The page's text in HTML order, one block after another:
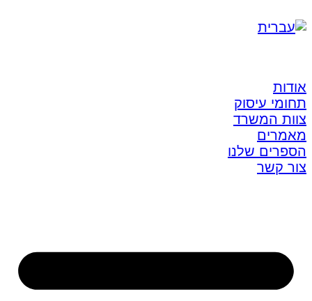
אודות
תחומי עיסוק
צוות המשרד
מאמרים
הספרים שלנו
צור קשר